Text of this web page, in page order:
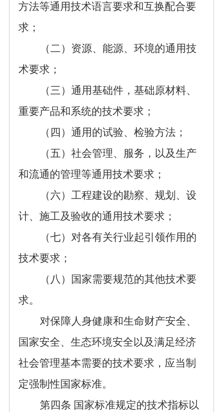
方法等通用技术语言要求和互换配合要
求；
（二） 资源、能源、环境的通用技
术要求；
（三） 通用基础件，基础原材料、
重要产品和系统的技术要求 ；
（四）通用的试验、检验方法；
（五）社会管理、服务，以及生产
和流通的管理等通用技术要求；
（六）工程建设的勘察、规划、设
计、施工及验收的通用技术要求；
（七）对各有关行业起引领作用的
技术要求；
（八）国家需要规范的其他技术要
求。
对保障人身健康和生命财产安全、
国家安全、生态环境安全以及满足经济
社会管理基本需要的技术要求 ， 应当制
定强制性国家标准。
第四条 国家标准规定的技术指标以